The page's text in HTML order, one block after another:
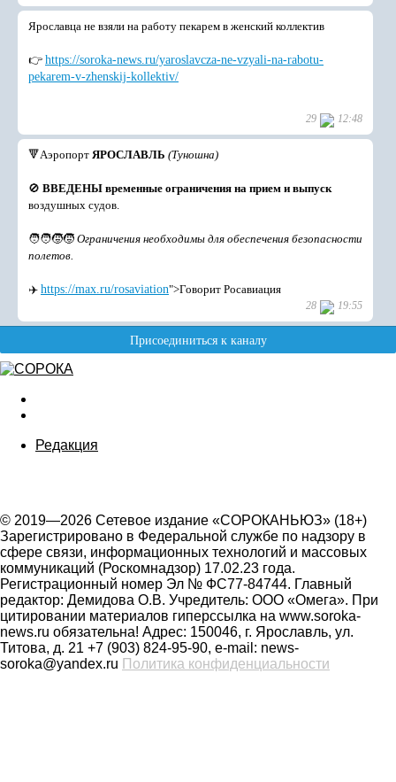
Редакция
© 2019—2026 Сетевое издание «СОРОКАНЬЮЗ» (18+)
Зарегистрировано в Федеральной службе по надзору в
сфере связи, информационных технологий и массовых
коммуникаций (Роскомнадзор) 17.02.23 года.
Регистрационный номер Эл № ФС77-84744. Главный
редактор: Демидова О.В. Учредитель: ООО «Омега». При
цитировании материалов гиперссылка на www.soroka-
news.ru обязательна! Адрес: 150046, г. Ярославль, ул.
Титова, д. 21 +7 (903) 824-95-90, e-mail: news-
soroka@yandex.ru Политика конфиденциальности